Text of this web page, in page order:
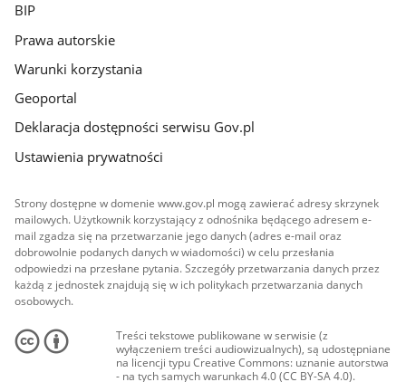
BIP
Prawa autorskie
Warunki korzystania
Geoportal
Deklaracja dostępności serwisu Gov.pl
Ustawienia prywatności
Strony dostępne w domenie www.gov.pl mogą zawierać adresy skrzynek
mailowych. Użytkownik korzystający z odnośnika będącego adresem e-
mail zgadza się na przetwarzanie jego danych (adres e-mail oraz
dobrowolnie podanych danych w wiadomości) w celu przesłania
odpowiedzi na przesłane pytania. Szczegóły przetwarzania danych przez
każdą z jednostek znajdują się w ich politykach przetwarzania danych
osobowych.
Treści tekstowe publikowane w serwisie (z
wyłączeniem treści audiowizualnych), są udostępniane
na licencji typu Creative Commons: uznanie autorstwa
- na tych samych warunkach 4.0 (CC BY-SA 4.0).